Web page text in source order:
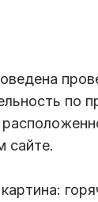
по
сайте.